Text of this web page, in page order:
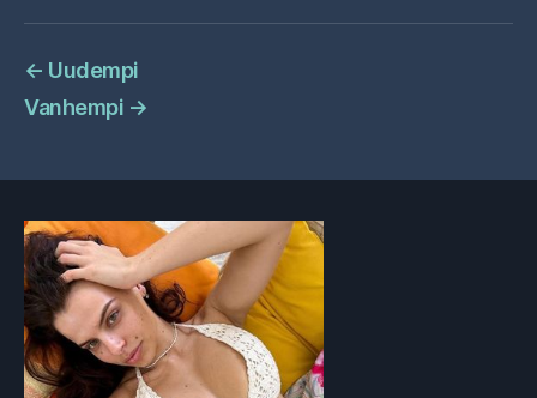
← Uudempi
Vanhempi →